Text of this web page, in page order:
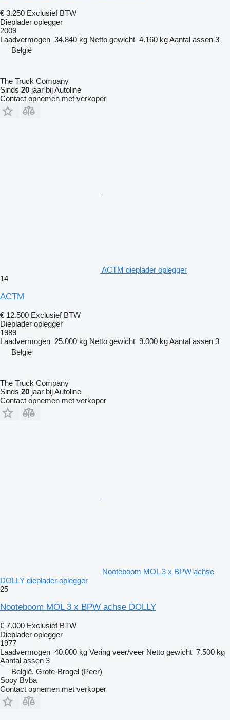
€ 3.250 Exclusief BTW
Dieplader oplegger
2009
Laadvermogen 34.840 kg Netto gewicht 4.160 kgAantal assen 3
België
The Truck Company
Sinds 20 jaar bij Autoline
Contact opnemen met verkoper
ACTM dieplader oplegger
14
ACTM
€ 12.500 Exclusief BTW
Dieplader oplegger
1989
Laadvermogen 25.000 kg Netto gewicht 9.000 kgAantal assen 3
België
The Truck Company
Sinds 20 jaar bij Autoline
Contact opnemen met verkoper
Nooteboom MOL 3 x BPW achse
DOLLY dieplader oplegger
25
Nooteboom MOL 3 x BPW achse DOLLY
€ 7.000 Exclusief BTW
Dieplader oplegger
1977
Laadvermogen 40.000 kg Vering veer/veer Netto gewicht 7.500 kg
Aantal assen 3
België, Grote-Brogel (Peer)
Sooy Bvba
Contact opnemen met verkoper